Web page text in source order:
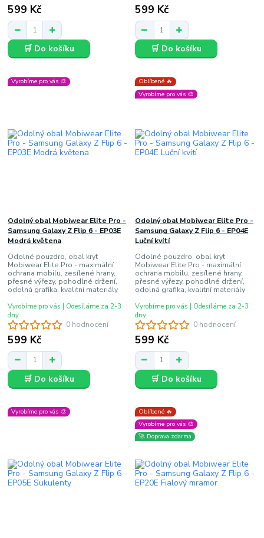
599 Kč
🛒 Do košíku
599 Kč
🛒 Do košíku
Vyrobíme pro vás 🎨
0 hodnocení
Odolný obal Mobiwear Elite Pro -
Samsung Galaxy Z Flip 6 - EP03E
Modrá květena
Odolné pouzdro, obal kryt
Mobiwear Elite Pro - maximální
ochrana mobilu, zesílené hrany,
přesné výřezy, pohodlné držení,
odolná grafika, kvalitní materiály
599 Kč
Vyrobíme pro vás | Odesíláme za 2-3
dny
🛒 Do košíku
Oblíbené 🔥
Vyrobíme pro vás 🎨
0 hodnocení
Odolný obal Mobiwear Elite Pro -
Samsung Galaxy Z Flip 6 - EP04E
Luční kvítí
Odolné pouzdro, obal kryt
Mobiwear Elite Pro - maximální
ochrana mobilu, zesílené hrany,
přesné výřezy, pohodlné držení,
odolná grafika, kvalitní materiály
599 Kč
Vyrobíme pro vás | Odesíláme za 2-3
dny
🛒 Do košíku
Vyrobíme pro vás 🎨
Oblíbené 🔥
Vyrobíme pro vás 🎨
🚀 Doprava zdarma